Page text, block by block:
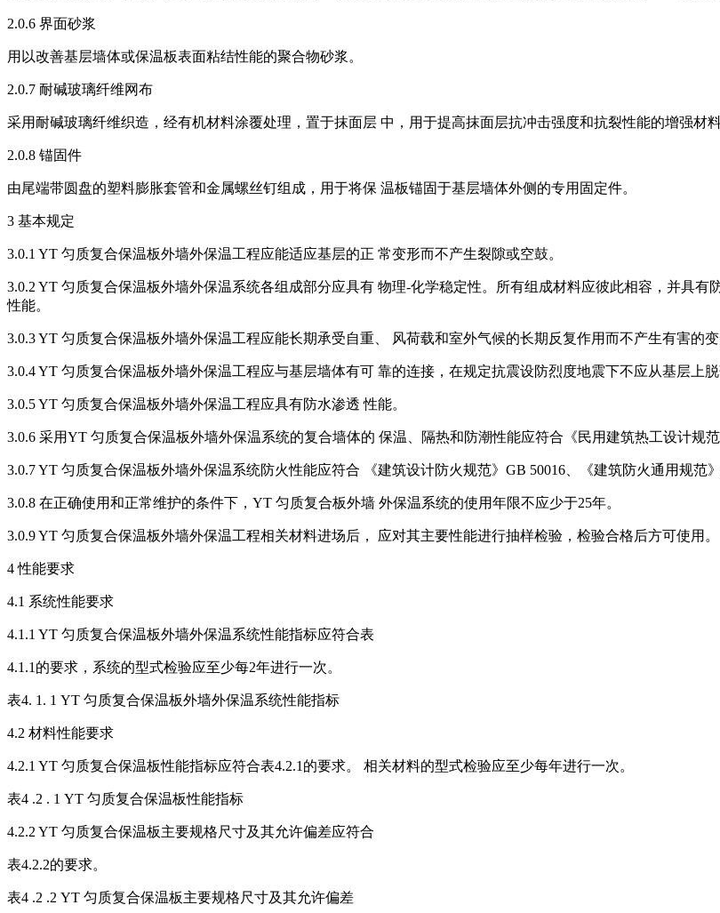
2.0.6 界面砂浆
用以改善基层墙体或保温板表面粘结性能的聚合物砂浆。
2.0.7 耐碱玻璃纤维网布
采用耐碱玻璃纤维织造，经有机材料涂覆处理，置于抹面层 中，用于提高抹面层抗冲击强度和抗裂性能的增强材料
2.0.8 锚固件
由尾端带圆盘的塑料膨胀套管和金属螺丝钉组成，用于将保 温板锚固于基层墙体外侧的专用固定件。
3 基本规定
3.0.1 YT 匀质复合保温板外墙外保温工程应能适应基层的正 常变形而不产生裂隙或空鼓。
3.0.2 YT 匀质复合保温板外墙外保温系统各组成部分应具有 物理-化学稳定性。所有组成材料应彼此相容，并具
性能。
3.0.3 YT 匀质复合保温板外墙外保温工程应能长期承受自重、 风荷载和室外气候的长期反复作用而不产生有害的变
3.0.4 YT 匀质复合保温板外墙外保温工程应与基层墙体有可 靠的连接，在规定抗震设防烈度地震下不应从基层上脱
3.0.5 YT 匀质复合保温板外墙外保温工程应具有防水渗透 性能。
3.0.6 采用YT 匀质复合保温板外墙外保温系统的复合墙体的 保温、隔热和防潮性能应符合《民用建筑热工设计规
3.0.7 YT 匀质复合保温板外墙外保温系统防火性能应符合 《建筑设计防火规范》GB 50016、《建筑防火通用规范
3.0.8 在正确使用和正常维护的条件下，YT 匀质复合板外墙 外保温系统的使用年限不应少于25年。
3.0.9 YT 匀质复合保温板外墙外保温工程相关材料进场后， 应对其主要性能进行抽样检验，检验合格后方可使用。
4 性能要求
4.1 系统性能要求
4.1.1 YT 匀质复合保温板外墙外保温系统性能指标应符合表
4.1.1的要求，系统的型式检验应至少每2年进行一次。
表4. 1. 1 YT 匀质复合保温板外墙外保温系统性能指标
4.2 材料性能要求
4.2.1 YT 匀质复合保温板性能指标应符合表4.2.1的要求。 相关材料的型式检验应至少每年进行一次。
表4 .2 . 1 YT 匀质复合保温板性能指标
4.2.2 YT 匀质复合保温板主要规格尺寸及其允许偏差应符合
表4.2.2的要求。
表4 .2 .2 YT 匀质复合保温板主要规格尺寸及其允许偏差